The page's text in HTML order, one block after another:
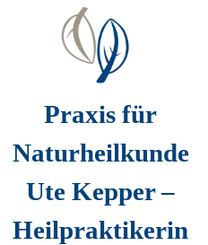
Praxis für
Naturheilkunde
Ute Kepper–
Heilpraktikerin